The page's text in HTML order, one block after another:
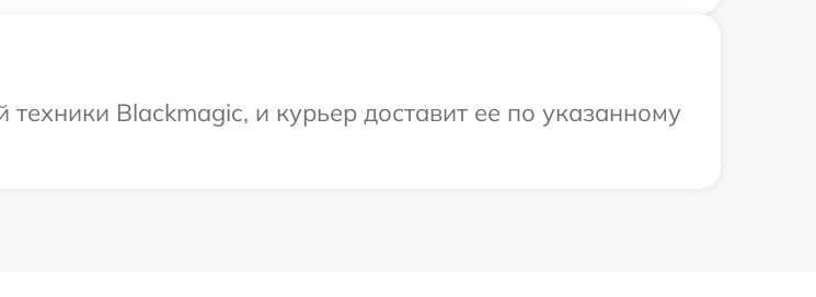
Blackmagic, и курьер доставит ее по указанному